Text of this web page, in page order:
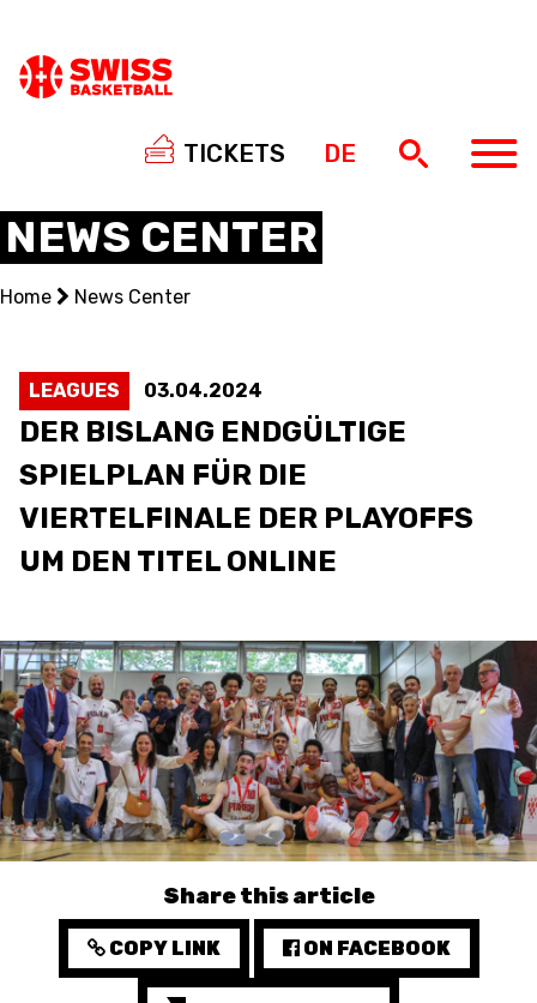
TICKETS DE
CENTRE NATIONAL
NATIONAL COMPETITIONS
3X3
MINI BASKET
AUSBILDUNG
VERBAND
ROLLSTUHL-BASKETBALL
MOBILIAR BASKETBALL
GAMES
NEWS CENTER
Home News Center
LEAGUES 03.04.2024
DER BISLANG ENDGÜLTIGE
SPIELPLAN FÜR DIE
VIERTELFINALE DER PLAYOFFS
UM DEN TITEL ONLINE
Share this article
COPY LINK ON FACEBOOK